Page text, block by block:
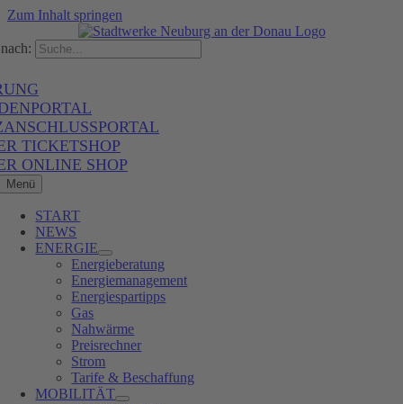
Zum Inhalt springen
TICKETSHOP
ONLINE SHOP
Menü
START
NEWS
ENERGIE
Energieberatung
Energiemanagement
Energiespartipps
Gas
Nahwärme
Preisrechner
Strom
Tarife & Beschaffung
MOBILITÄT